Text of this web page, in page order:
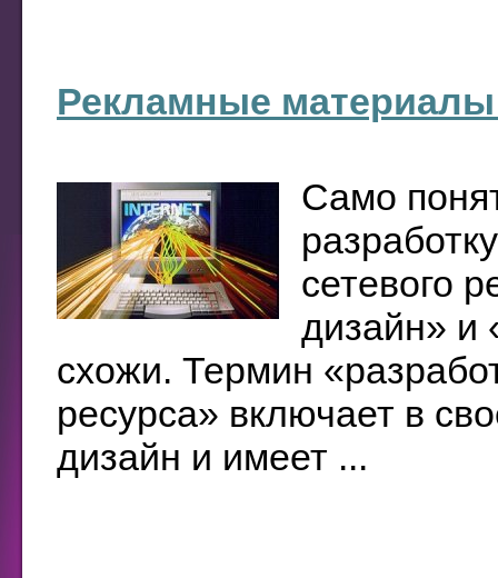
Рекламные
Само
сетевого
дизайн» и
схожи. Термин
ресурса» включает в
дизайн и имеет ...